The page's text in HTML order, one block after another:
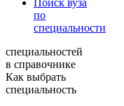
по
специальности
специальностей
в справочнике
Как выбрать
специальность